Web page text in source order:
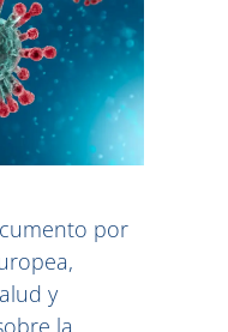
por
y
la